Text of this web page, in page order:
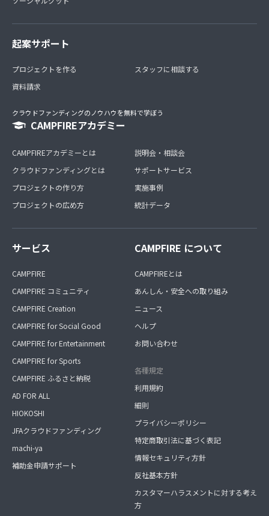
起案サポート
プロジェクトを作る
資料請求
スタッフに相談する
クラウドファンディングのノウハウを無料で学ぼう
CAMPFIREアカデミー
CAMPFIREアカデミーとは
クラウドファンディングとは
プロジェクトの作り方
プロジェクトの広め方
説明会・相談会
サポートサービス
実施事例
統計データ
サービス
CAMPFIRE
CAMPFIRE コミュニティ
CAMPFIRE Creation
CAMPFIRE for Social Good
CAMPFIRE for Entertainment
CAMPFIRE for Sports
CAMPFIRE ふるさと納税
AD FOR ALL
HIOKOSHI
JFAクラウドファンディング
machi-ya
補助金申請サポート
CAMPFIRE について
CAMPFIREとは
あんしん・安全への取り組み
ニュース
ヘルプ
お問い合わせ
各種規定
利用規約
細則
プライバシーポリシー
特定商取引法に基づく表記
情報セキュリティ方針
反社基本方針
カスタマーハラスメントに対する考え
方